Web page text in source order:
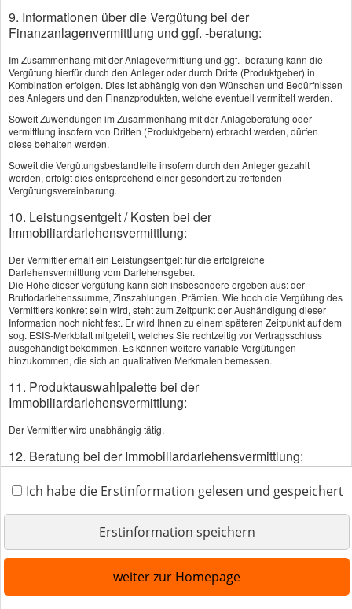
Impressum
Datenschutz
Erstinformation
Beschwerden
Cookies
Vertrag widerrufen
Diese Website verwendet Cookies. Einige Cookies sind
für den Betrieb der Website unbedingt erforderlich.
Andere Cookies sind optional und erweitern den
Funktionsumfang. Sie können Ihre Einwilligung
jederzeit widerrufen. Nähere Informationen finden Sie
in derDatenschutzerklärung.
alle Cookies erlauben
nur notwendige Cookies
9. Informationen über die Vergütung bei der
Finanzanlagenvermittlung und ggf. -beratung:
Im Zusammenhang mit der Anlagevermittlung und ggf. -beratung kann die
Vergütung hierfür durch den Anleger oder durch Dritte (Produktgeber) in
Kombination erfolgen. Dies ist abhängig von den Wünschen und Bedürfnissen
des Anlegers und den Finanzprodukten, welche eventuell vermittelt werden.
Soweit Zuwendungen im Zusammenhang mit der Anlageberatung oder -
vermittlung insofern von Dritten (Produktgebern) erbracht werden, dürfen
diese behalten werden.
Soweit die Vergütungsbestandteile insofern durch den Anleger gezahlt
werden, erfolgt dies entsprechend einer gesondert zu treffenden
Vergütungsvereinbarung.
10. Leistungsentgelt / Kosten bei der
Immobiliardarlehensvermittlung:
Der Vermittler erhält ein Leistungsentgelt für die erfolgreiche
Darlehensvermittlung vom Darlehensgeber.
Die Höhe dieser Vergütung kann sich insbesondere ergeben aus: der
Bruttodarlehenssumme, Zinszahlungen, Prämien. Wie hoch die Vergütung des
Vermittlers konkret sein wird, steht zum Zeitpunkt der Aushändigung dieser
Information noch nicht fest. Er wird Ihnen zu einem späteren Zeitpunkt auf dem
sog. ESIS-Merkblatt mitgeteilt, welches Sie rechtzeitig vor Vertragsschluss
ausgehändigt bekommen. Es können weitere variable Vergütungen
hinzukommen, die sich an qualitativen Merkmalen bemessen.
11. Produktauswahlpalette bei der
Immobiliardarlehensvermittlung:
Der Vermittler wird unabhängig tätig.
12. Beratung bei der Immobiliardarlehensvermittlung:
Die Tätigkeit als Immobiliardarlehensvermittler beinhaltet auch Beratung.
13. Emittenten und Anbieter:
Vermittelt und ggf. beraten wird zu Finanzanlagen aus der gesamten Breite
des in Deutschland bestehenden Marktes, soweit dies im Rahmen der
behördlichen Zulassungen (§ 34 GewO) zulässig ist. Bestehende
Einschränkungen im Produktangebot werden auf Anfrage offen gelegt.
Ich habe die Erstinformation gelesen und gespeichert
Erstinformation speichern
weiter zur Homepage